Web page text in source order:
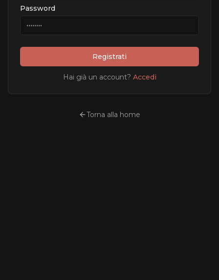
Password
Registrati
Hai già un account? Accedi
Torna alla home